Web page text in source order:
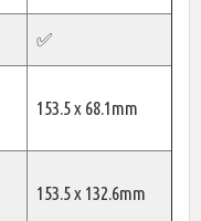
✅
153.5 x 68.1mm
153.5 x 132.6mm